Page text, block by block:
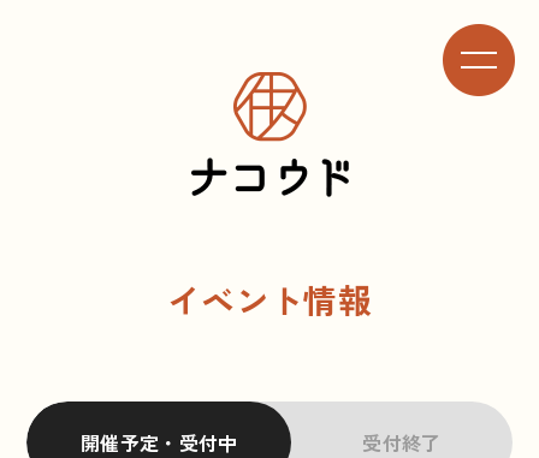
イベント情報
開催予定・受付中 受付終了